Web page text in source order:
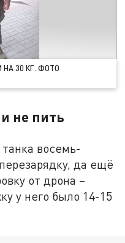
30 КГ. ФОТО
не пить
восемь-
да ещё
от дрона –
у него было 14-15